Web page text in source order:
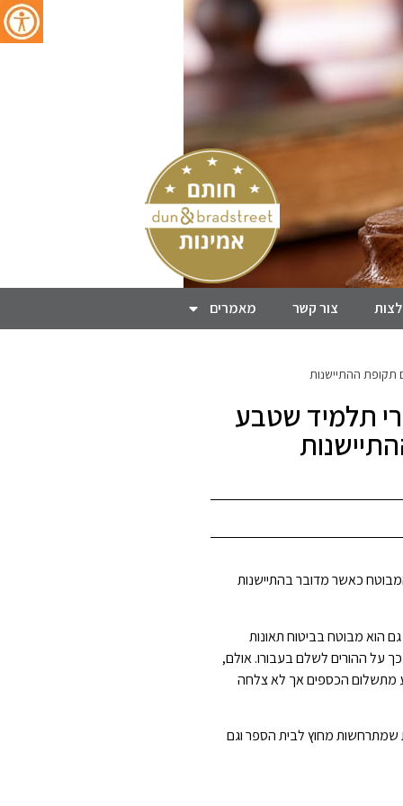
צור קשר מאמרים
תקופת ההתיישנות
תלמיד שטבע
כאשר מדובר בהתיישנות
הוא מבוטח בביטוח תאונות
על ההורים לשלם בעבורו. אולם,
מתשלום הכספים אך לא צלחה
שמתרחשות מחוץ לבית הספר וגם